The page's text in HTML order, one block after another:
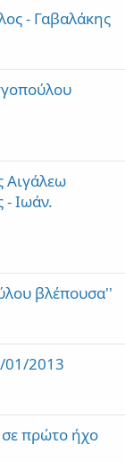
- Γαβαλάκης
Αιγάλεω
- Ιωάν.
βλέπουσα''
01/2013
πρώτο ήχο